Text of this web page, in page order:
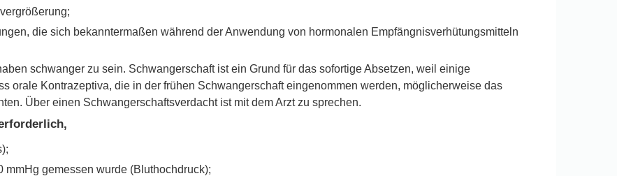
die sich bekanntermaßen während der Anwendung von hormonalen Empfängnisverhütungsmitteln
schwanger zu sein. Schwangerschaft ist ein Grund für das sofortige Absetzen, weil einige
orale Kontrazeptiva, die in der frühen Schwangerschaft eingenommen werden, möglicherweise das
Über einen Schwangerschaftsverdacht ist mit dem Arzt zu sprechen.
gemessen wurde (Bluthochdruck);